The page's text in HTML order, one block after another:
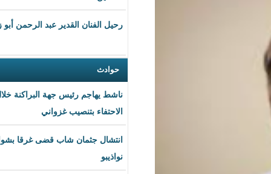
رحيل الفنان القدير عبد الرحمن أبو زهرة
ناشط يهاجم رئيس جهة البراكنة خلال
الاحتفاء بتنصيب غزواني
انتشال جثمان شاب قضى غرقا بشواطئ